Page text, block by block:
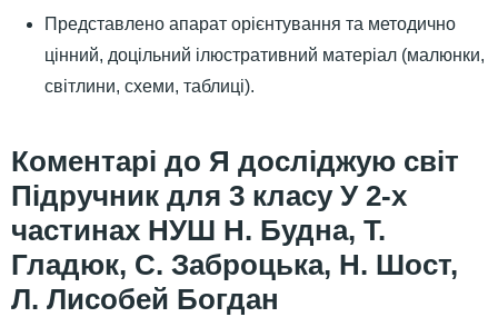
Представлено апарат орієнтування та методично
цінний, доцільний ілюстративний матеріал (малюнки,
світлини, схеми, таблиці).
Я досліджую світ
Підручник для 3 класу У 2-х
частинах НУШ Н. Будна, Т.
Гладюк, С. Заброцька, Н. Шост,
Л. Лисобей Богдан